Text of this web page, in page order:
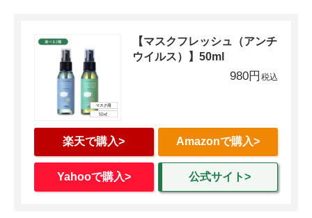
【マスクフレッシュ（アンチ
ウイルス）】50ml
980円
楽天で購入> Amazonで購入>
Yahooで購入> 公式サイト>